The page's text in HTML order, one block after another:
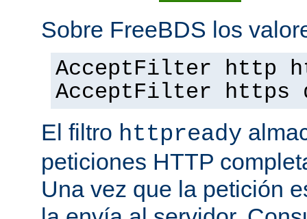
Sobre FreeBDS los
AcceptFilter http
AcceptFilter https
El filtro httpready
peticiones HTTP
Una vez que la petición